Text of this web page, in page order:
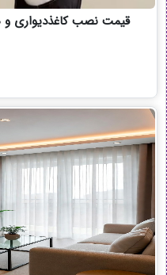
قیمت نصب کاغذدیواری و